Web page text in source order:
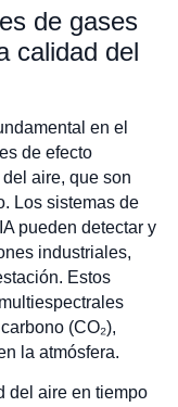
de gases
calidad del
en el
de efecto
aire, que son
Los sistemas de
pueden detectar y
industriales,
Estos
(CO₂),
la atmósfera.
del aire en tiempo